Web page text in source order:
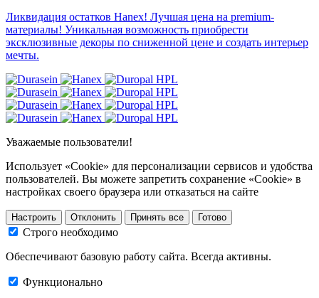
Ликвидация остатков Hanex! Лучшая цена на premium-
материалы! Уникальная возможность приобрести
эксклюзивные декоры по сниженной цене и создать интерьер
мечты.
Уважаемые пользователи!
Использует «Cookie» для персонализации сервисов и удобства
пользователей. Вы можете запретить сохранение «Cookie» в
настройках своего браузера или отказаться на сайте
Настроить Отклонить Принять все Готово
Строго необходимо
Обеспечивают базовую работу сайта. Всегда активны.
Функционально